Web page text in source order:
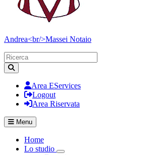
Andrea<br/>Massei Notaio
Area EServices
Logout
Area Riservata
Menu
Home
Lo studio